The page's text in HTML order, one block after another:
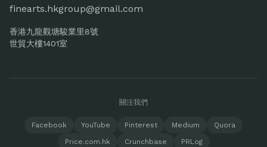
finearts.hkgroup@gmail.com
香港九龍觀塘駿業里8號
世貿大樓1401室
關注我們
Facebook YouTube Pinterest Medium
Quora
Price.com.hk
Crunchbase PRLog